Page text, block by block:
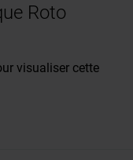
Roto
visualiser cette